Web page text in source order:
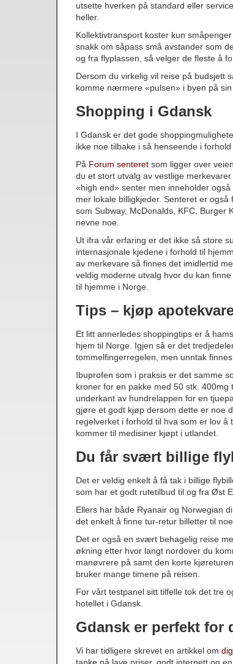
utsette hverken på standard eller
heller.
Kollektivtransport koster kun
snakk om såpass små avstander som
og fra flyplassen, så velger de fleste å
Dersom du virkelig vil reise på budsjett
komme nærmere «pulsen» i byen på sin
Shopping i Gdansk
I Gdansk er det gode
ikke noe tilbake i så henseende i
På Forum senteret som ligger over
du et stort utvalg av vestlige
«high end» senter men inneholder
mer lokale billigkjeder. Senteret er
som Subway, McDonalds, KFC, Burger
nevne noe.
Ut ifra vår erfaring er det ikke så store
internasjonale kjedene i forhold til
av merkevare så finnes det imidlertid
veldig moderne utvalg hvor du kan
til hjemme i Norge.
Tips – kjøp
Et litt annerledes shoppingtips er å
hjem til Norge. Igjen så er det
tommelfingerregelen, men unntak
Ibuprofen som i praksis er det samme
kroner for en pakke med 50 stk. 400mg
underkant av hundrelappen for en
gjøre et godt kjøp dersom dette er noe
regelverket i forhold til hva som er lov
kommer til medisiner kjøpt i utlandet.
Du får svært billige
Det er veldig enkelt å få tak i billige
som har et godt rutetilbud til og fra Øst
Ellers har både Ryanair og Norwegian
det enkelt å finne tur-retur billetter til
Det er også en svært behagelig reise
økning etter hvor langt nordover du
manøvrere på samt den korte
bruker mange timene på reisen.
For vårt testpanel sitt tilfelle tok det tre
hotellet i Gdansk.
Gdansk er perfekt for
Vi har tidligere skrevet en artikkel om